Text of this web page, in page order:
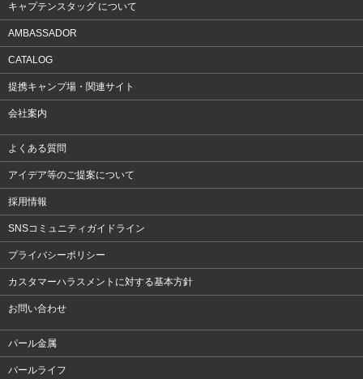
キャプテンスタッグ について
AMBASSADOR
CATALOG
提携キャンプ場・関連サイト
会社案内
よくある質問
アイデア等のご提案について
採用情報
SNSコミュニティガイドライン
プライバシーポリシー
カスタマーハラスメントに対する基本方針
お問い合わせ
パール金属
パールライフ